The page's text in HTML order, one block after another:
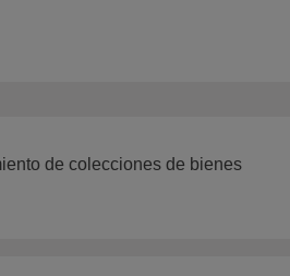
de colecciones de bienes